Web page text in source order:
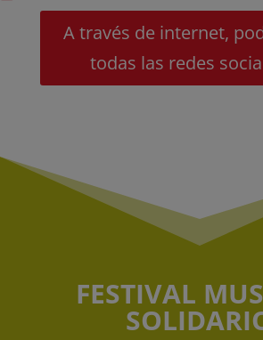
A través de internet,
todas las redes
FESTIVAL